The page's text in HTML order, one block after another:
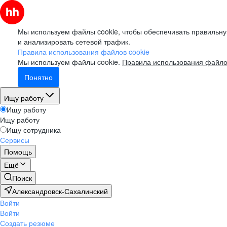
Мы используем файлы cookie, чтобы обеспечивать
и анализировать сетевой трафик.
Правила использования файлов cookie
Мы используем файлы cookie. Правила использования
Понятно
Ищу работу
Ищу работу
Ищу работу
Ищу сотрудника
Сервисы
Помощь
Ещё
Поиск
Александровск-Сахалинский
Войти
Войти
Создать резюме